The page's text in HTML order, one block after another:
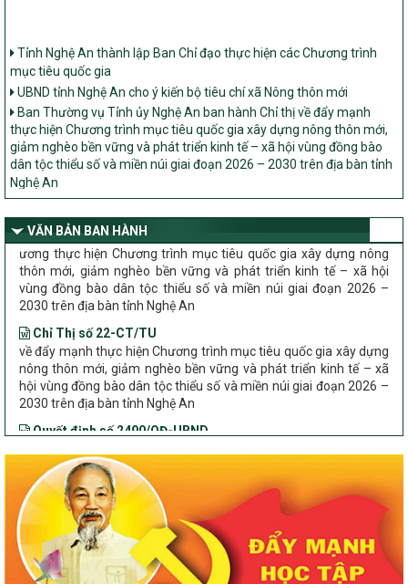
mục tiêu quốc gia
UBND tỉnh Nghệ An cho ý kiến bộ tiêu chí xã Nông thôn mới
Ban Thường vụ Tỉnh ủy Nghệ An ban hành Chỉ thị về đẩy mạnh
thực hiện Chương trình mục tiêu quốc gia xây dựng nông thôn mới,
giảm nghèo bền vững và phát triển kinh tế – xã hội vùng đồng bào
dân tộc thiểu số và miền núi giai đoạn 2026 – 2030 trên địa bàn tỉnh
Nghệ An
Bộ Dân tộc và Tôn giáo làm việc với UBND tỉnh về tình hình thực
VĂN BẢN BAN HÀNH
Nghị quyết số 08/2026/NQ-HĐND
Quy định nguyên tắc, tiêu chí, định mức phân bổ ngân sách trung
ương thực hiện Chương trình mục tiêu quốc gia xây dựng nông
thôn mới, giảm nghèo bền vững và phát triển kinh tế – xã hội
vùng đồng bào dân tộc thiểu số và miền núi giai đoạn 2026 –
2030 trên địa bàn tỉnh Nghệ An
Chỉ Thị số 22-CT/TU
về đẩy mạnh thực hiện Chương trình mục tiêu quốc gia xây dựng
nông thôn mới, giảm nghèo bền vững và phát triển kinh tế – xã
hội vùng đồng bào dân tộc thiểu số và miền núi giai đoạn 2026 –
2030 trên địa bàn tỉnh Nghệ An
Quyết định số 2490/QĐ-UBND
Về việc thành lập Ban Chỉ đạo Chương trình mục tiều quốc gia xây
xã hội vùng đồng bào dân tộc thiểu số và miền núi giai đoạn 2026
-2030 tỉnh Nghệ An
Thông tư Số 23/2026/TT-BNNMT
Thông tư Hướng dẫn thực hiện một số nội dung Chương trình
mục tiêu quốc gia xây dựng nông thôn mới, giảm nghèo bền
vững và phát triển kinh tế – xã hội vùng đồng bào dân tộc thiểu
số và miền núi giai đoạn 2026-2030 thuộc phạm vi quản lý nhà